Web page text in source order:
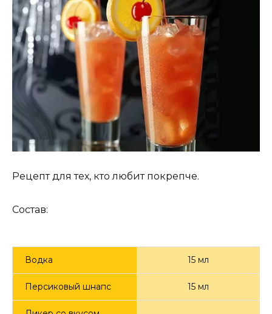
Рецепт для тех, кто любит покрепче.
Состав:
Водка 15 мл
Персиковый шнапс 15 мл